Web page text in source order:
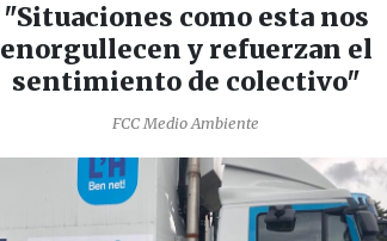
"Situaciones como esta nos
enorgullecen y refuerzan el
sentimiento de colectivo"
FCC Medio Ambiente